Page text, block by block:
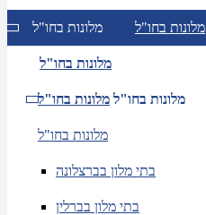
מלונות בחו"ל מלונות בחו"ל
מלונות בחו"ל
מלונות בחו"ל מלונות בחו"ל
מלונות בחו"ל
בתי מלון בברצלונה
בתי מלון בברלין